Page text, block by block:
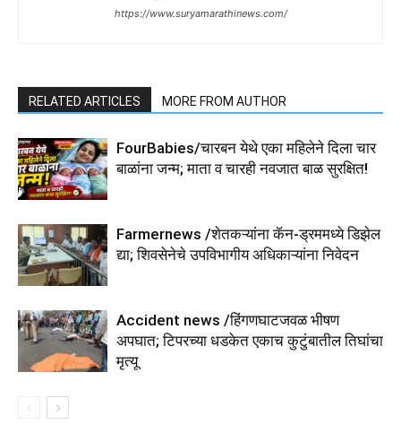
https://www.suryamarathinews.com/
RELATED ARTICLES MORE FROM AUTHOR
FourBabies/चारबन येथे एका महिलेने दिला चार
बाळांना जन्म; माता व चारही नवजात बाळ सुरक्षित!
Farmernews /शेतकऱ्यांना कॅन-ड्रममध्ये डिझेल
द्या; शिवसेनेचे उपविभागीय अधिकाऱ्यांना निवेदन
Accident news /हिंगणघाटजवळ भीषण
अपघात; टिपरच्या धडकेत एकाच कुटुंबातील तिघांचा
मृत्यू